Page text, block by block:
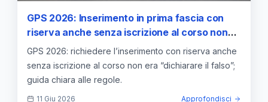
GPS 2026: Inserimento in prima fascia con
riserva anche senza iscrizione al corso non
equivale a dichiarare il falso
GPS 2026: richiedere l’inserimento con riserva anche
senza iscrizione al corso non era “dichiarare il falso”;
guida chiara alle regole.
11 Giu 2026 Approfondisci